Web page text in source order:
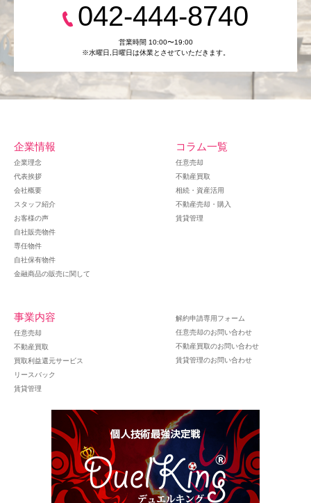
042-444-8740
営業時間 10:00〜19:00
※水曜日,⽇曜日は休業とさせていただきます。
企業情報
企業理念
代表挨拶
会社概要
スタッフ紹介
お客様の声
自社販売物件
専任物件
自社保有物件
金融商品の販売に関して
コラム一覧
任意売却
不動産買取
相続・資産活用
不動産売却・購入
賃貸管理
事業内容
任意売却
不動産買取
買取利益還元サービス
リースバック
賃貸管理
解約申請専用フォーム
任意売却のお問い合わせ
不動産買取のお問い合わせ
賃貸管理のお問い合わせ